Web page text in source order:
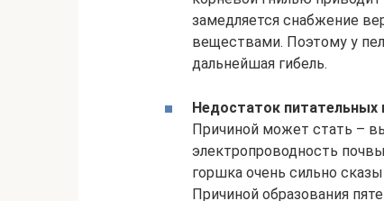
замедляется снабжение
веществами. Поэтому у
дальнейшая гибель.
Недостаток питательных
Причиной может стать –
электропроводность
горшка очень сильно
Причиной образования